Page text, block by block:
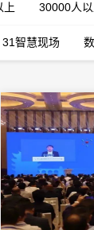
上 30000人
31智慧现场